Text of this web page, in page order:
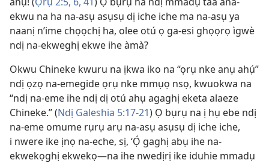
ekwu na ha na-asụ asụsụ dị iche iche ma na-asụ ya
naanị n’ime chọọchị ha, olee otú ọ ga-esi ghọọrọ ìgwè
ndị na-ekweghị ekwe ihe àmà?
Okwu Chineke kwuru na ịkwa iko na “ọrụ nke anụ ahụ́”
ndị ọzọ na-emegide ọrụ nke mmụọ nsọ, kwuokwa na
“ndị na-eme ihe ndị dị otú ahụ agaghị eketa alaeze
Chineke.” (Ndị Galeshia 5:17-21) Ọ bụrụ na ị hụ ebe ndị
na-eme omume rụrụ arụ na-asụ asụsụ dị iche iche,
i nwere ike ịnọ na-eche, sị, ‘Ọ́ gaghị abụ ihe na-
ekwekọghị ekwekọ—na ihe nwedịrị ike iduhie mmadụ